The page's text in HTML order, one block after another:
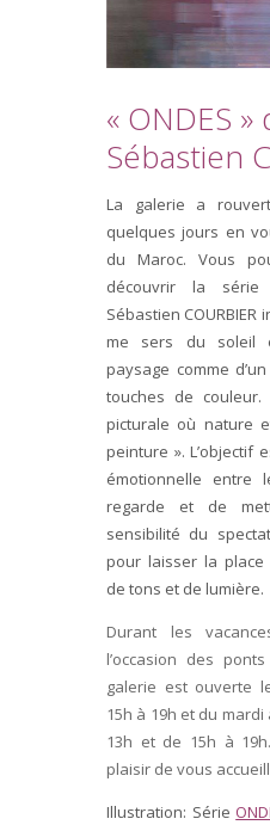
« ONDES »
Sébastien
La galerie a
quelques jours en
du Maroc. Vous
découvrir la série
Sébastien COURBIER
me sers du soleil
paysage comme
touches de couleur.
picturale où nature
peinture ». L’objectif
émotionnelle entre
regarde et de
sensibilité du
pour laisser la place
de tons et de lumière.
Durant les
l’occasion des
galerie est ouverte
15h à 19h et du
13h et de 15h à
plaisir de vous
Illustration: Série